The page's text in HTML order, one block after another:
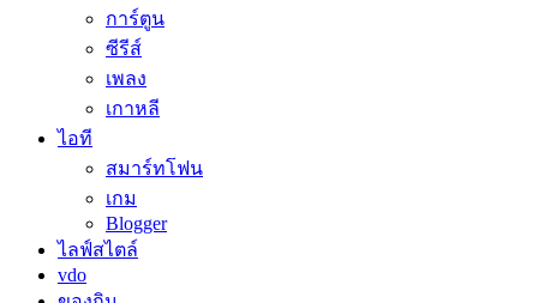
การ์ตูน
ซีรีส์
เพลง
เกาหลี
ไอที
สมาร์ทโฟน
เกม
Blogger
ไลฟ์สไตล์
vdo